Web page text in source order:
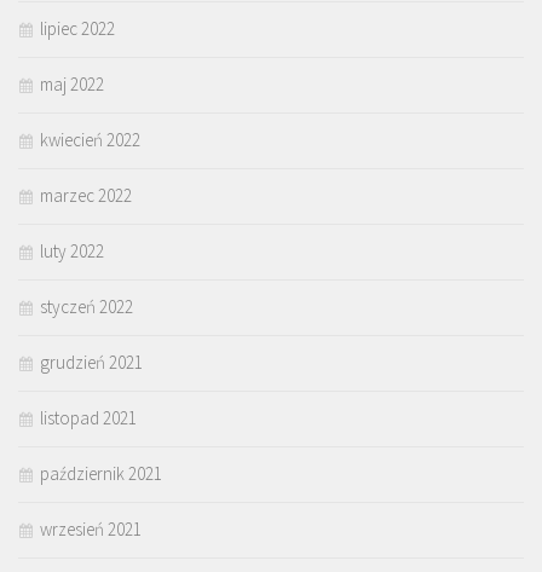
lipiec 2022
maj 2022
kwiecień 2022
marzec 2022
luty 2022
styczeń 2022
grudzień 2021
listopad 2021
październik 2021
wrzesień 2021